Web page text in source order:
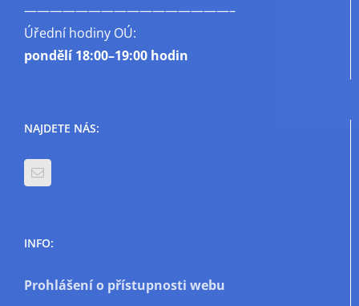
————————————————–
Úřední hodiny OÚ:
pondělí18:00–19:00 hodin
NAJDETE NÁS:
INFO:
Prohlášení o přístupnosti webu